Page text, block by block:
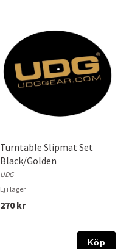
Turntable Slipmat Set
Black/Golden
UDG
Ej i lager
270 kr
Köp